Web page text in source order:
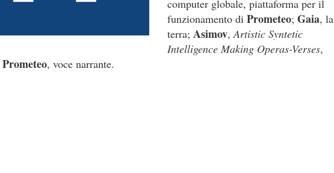
computer globale, piattaforma per il
funzionamento di Prometeo; Gaia, la
terra; Asimov,Artistic Syntetic
Intelligence Making Operas-Verses,
Prometeo, voce narrante.